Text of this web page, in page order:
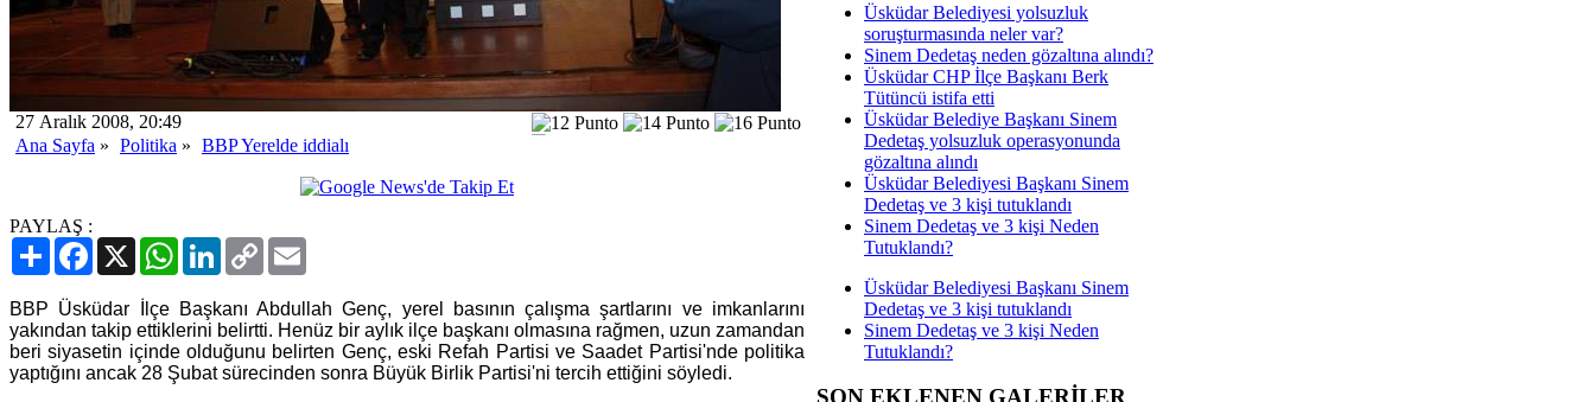
27 Aralık 2008, 20:49
Ana Sayfa » Politika » BBP Yerelde iddialı
PAYLAŞ :
PaylaşFacebook
X WhatsAppLinkedIn
Copy
Link
BBP Üsküdar İlçe Başkanı Abdullah Genç, yerel basının çalışma şartlarını ve imkanlarını
yakından takip ettiklerini belirtti. Henüz bir aylık ilçe başkanı olmasına rağmen, uzun zamandan
beri siyasetin içinde olduğunu belirten Genç, eski Refah Partisi ve Saadet Partisi'nde politika
yaptığını ancak 28 Şubat sürecinden sonra Büyük Birlik Partisi'ni tercih ettiğini söyledi.
Üsküdar Belediyesi yolsuzluk
soruşturmasında neler var?
Sinem Dedetaş neden gözaltına alındı?
Üsküdar CHP İlçe Başkanı Berk
Tütüncü istifa etti
Üsküdar Belediye Başkanı Sinem
Dedetaş yolsuzluk operasyonunda
gözaltına alındı
Üsküdar Belediyesi Başkanı Sinem
Dedetaş ve 3 kişi tutuklandı
Sinem Dedetaş ve 3 kişi Neden
Tutuklandı?
Üsküdar Belediyesi Başkanı Sinem
Dedetaş ve 3 kişi tutuklandı
Sinem Dedetaş ve 3 kişi Neden
Tutuklandı?